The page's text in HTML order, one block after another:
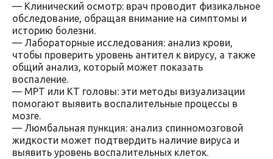
— Клинический осмотр: врач проводит физикальное
обследование, обращая внимание на симптомы и
историю болезни.
— Лабораторные исследования: анализ крови,
чтобы проверить уровень антител к вирусу, а также
общий анализ, который может показать
воспаление.
— МРТ или КТ головы: эти методы визуализации
помогают выявить воспалительные процессы в
мозге.
— Люмбальная пункция: анализ спинномозговой
жидкости может подтвердить наличие вируса и
выявить уровень воспалительных клеток.